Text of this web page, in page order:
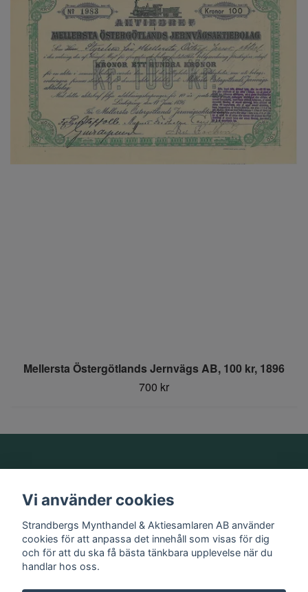
Mellersta Östergötlands Jernvägs AB, 100 kr, 1896
700 kr
Information
Sociala medier
Vi använder cookies
Strandbergs Mynthandel & Aktiesamlaren AB använder
cookies för att anpassa det innehåll som visas för dig
och för att du ska få bästa tänkbara upplevelse när du
handlar hos oss.